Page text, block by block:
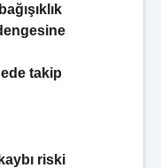
takip
riski